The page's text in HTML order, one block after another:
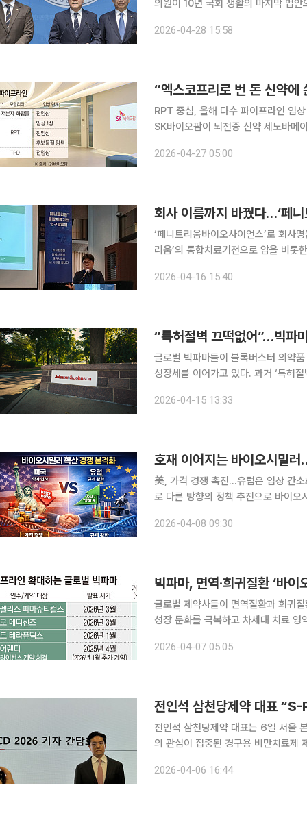
의원이 10년 국회 생활의 마지막 법
의원이 시장 후보 핵심 공약으로 내세
2026-04-28 15:58
RPT 중심, 올해 다수 파이프라인 임
SK바이오팜이 뇌전증 신약 세노바메
2026-04-27 05:00
회사 이름까지 바꿨다…‘페
‘페니트리움바이오사이언스’로 회사
리움’의 통합치료기전으로 암을 비롯한 난치병
주제로 발표회를 열고 페니트리움 연
2026-04-16 15:40
“특허절벽 끄떡없어”…빅파
글로벌 빅파마들이 블록버스터 의약
성장세를 이어가고 있다. 과거 ‘특허
에 따르면 존슨앤드존슨(J&J)은 14
2026-04-15 13:33
호재 이어지는 바이오시밀
美, 가격 경쟁 촉진…유럽은 임상 간소화 국내
로 다른 방향의 정책 추진으로 바이
2026-04-08 09:30
글로벌 제약사들이 면역질환과 희귀
성장 둔화를 극복하고 차세대 치료 영역
(Apellis Pharmaceuticals)를 약
2026-04-07 05:05
전인석 삼천당제약 대표는 6일 서울
의 관심이 집중된 경구용 비만치료제
이 올라갈 수는 있지만 9대 1 구조는
2026-04-06 16:44